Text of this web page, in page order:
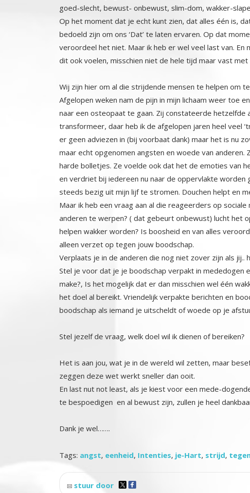
goed-slecht, bewust- onbewust, slim-dom, wakker-
Op het moment dat je echt kunt zien, dat alles één is,
bedoeld zijn om ons ‘Dat’ te laten ervaren. Op dat
veroordeel het niet. Maar ik heb er wel veel last van. En
dit ook voelen, misschien niet de hele tijd maar vast met
Wij zijn hier om al die strijdende mensen te helpen om
Afgelopen weken nam de pijn in mijn lichaam weer toe
naar een osteopaat te gaan. Zij constateerde
transformeer, daar heb ik de afgelopen jaren heel veel
er geen adviezen in (bij voorbaat dank) maar het is nu
maar echt opgenomen angsten en woede van anderen.
harde bolletjes. Ze voelde ook dat het de emoties van
en verdriet bij iedereen nu naar de oppervlakte
steeds bezig uit mijn lijf te stromen. Douchen helpt en
Maar ik heb een vraag aan al die reageerders op
anderen te werpen? ( dat gebeurt onbewust) lucht
helpen wakker worden? Is boosheid en van alles
alleen verzet op tegen jouw boodschap.
Verplaats je in de anderen die nog niet zover zijn als
Stel je voor dat je je boodschap verpakt in mededogen
make?, Is het mogelijk dat er dan misschien wel één
het doel al bereikt. Vriendelijk verpakte berichten en
boodschap als iemand je uitscheldt of woede op je
Stel jezelf de vraag, welk doel wil ik dienen of bereiken?
Het is aan jou, wat je in de wereld wil zetten, maar
zeggen deze wet werkt sneller dan ooit.
En last nut not least, als je kiest voor een mede-
te bespoedigen en al bewust zijn, zullen je heel
Dank je wel…….
Tags: angst, eenheid, Intenties, je-Hart, strijd,
stuur door